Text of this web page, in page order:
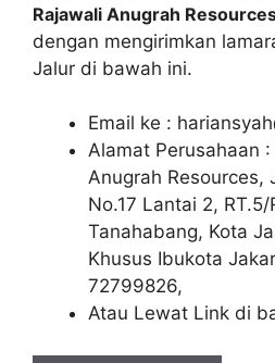
Rajawali Anugrah
dengan mengirimkan
Jalur di bawah ini.
Email ke :
Alamat Perusahaan :
Anugrah Resources,
No.17 Lantai 2, RT.5/
Tanahabang, Kota
Khusus Ibukota
72799826,
Atau Lewat Link di